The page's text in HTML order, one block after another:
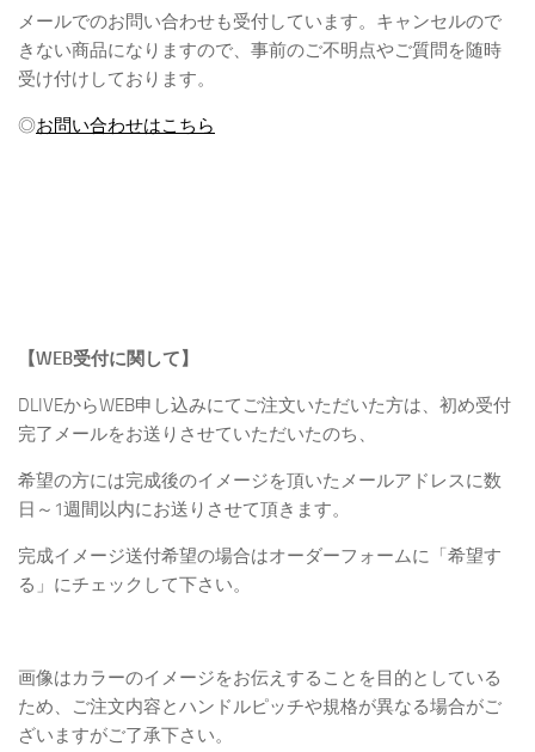
メールでのお問い合わせも受付しています。キャンセルので
きない商品になりますので、事前のご不明点やご質問を随時
受け付けしております。
◎お問い合わせはこちら
【WEB受付に関して】
DLIVEからWEB申し込みにてご注文いただいた方は、初め受付
完了メールをお送りさせていただいたのち、
希望の方には完成後のイメージを頂いたメールアドレスに数
日～1週間以内にお送りさせて頂きます。
完成イメージ送付希望の場合はオーダーフォームに「希望す
る」にチェックして下さい。
画像はカラーのイメージをお伝えすることを目的としている
ため、ご注文内容とハンドルピッチや規格が異なる場合がご
ざいますがご了承下さい。